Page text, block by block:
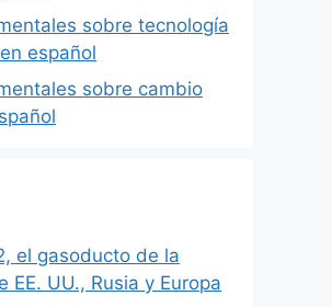
sobre tecnología
español
sobre cambio
el gasoducto de la
EE. UU., Rusia y Europa